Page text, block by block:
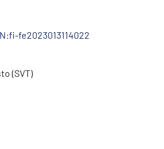
fe2023013114022
(SVT)